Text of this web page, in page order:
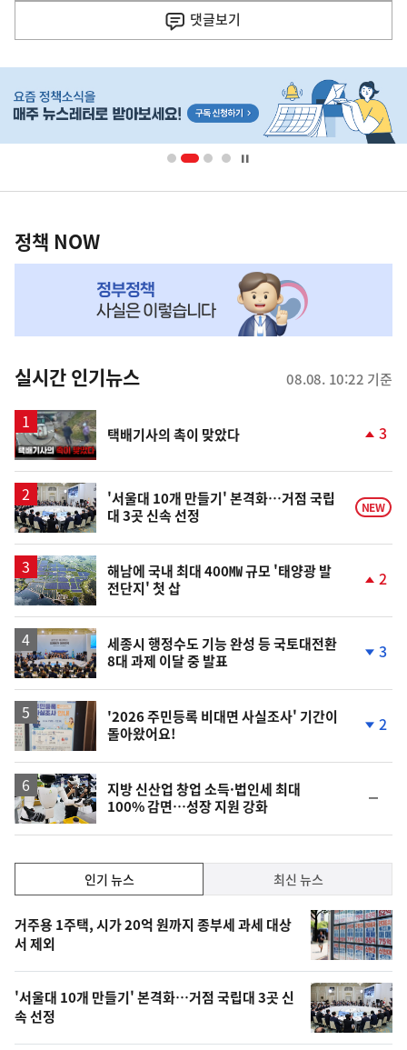
기
댓글보기
단
영
책
NOW,
뉴
스
정책 NOW
실시간 인기뉴스 08.08. 10:22 기준
영
상
택배기사의 촉이 맞았다
상
승
3
'서울대 10개 만들기' 본격화…거점 국립
대 3곳 신속 선정
NEW
해남에 국내 최대 400㎿ 규모 '태양광 발
전단지' 첫 삽
상
2
세종시 행정수도 기능 완성 등 국토대전환
8대 과제 이달 중 발표
하
3
'2026 주민등록 비대면 사실조사' 기간이
돌아왔어요!
하
2
지방 신산업 창업 소득·법인세 최대
100% 감면…성장 지원 강화
일
기,
최
신,
오
늘
의
인기 뉴스 최신 뉴스
인
기
뉴
스
거주용 1주택, 시가 20억 원까지 종부세 과세 대상
서 제외
'서울대 10개 만들기' 본격화…거점 국립대 3곳 신
속 선정